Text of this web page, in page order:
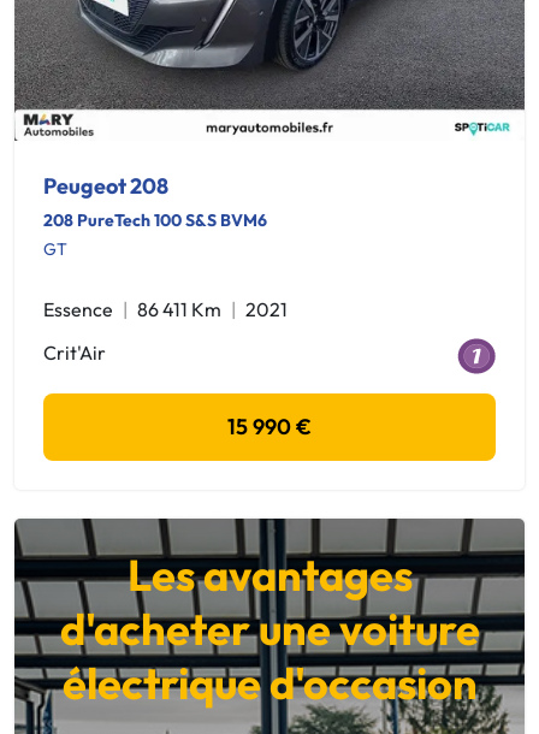
Peugeot 208
208 PureTech 100 S&S BVM6
GT
Essence 86 411 Km
2021
Crit'Air
15 990 €
Les avantages
d'acheter une voiture
électrique d'occasion